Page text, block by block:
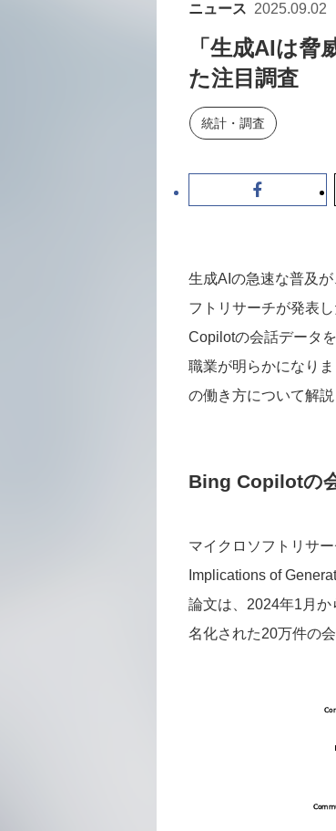
ニュース 2025.09.02
「生成AIは
た注目調査
統計・調査
生成AIの急速な普及
フトリサーチが発表
Copilotの会話データ
職業が明らかになり
の働き方について解説
Bing Copilotの
マイクロソフトリサ
Implications of
論文は、2024年1月
名化された20万件の